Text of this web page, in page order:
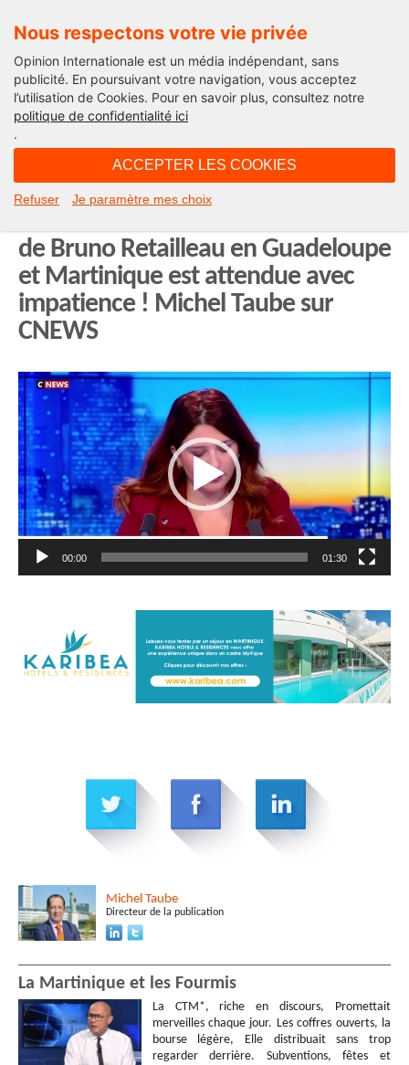
Nous respectons votre vie privée
Opinion Internationale est un média indépendant, sans
publicité. En poursuivant votre navigation, vous acceptez
l’utilisation de Cookies. Pour en savoir plus, consultez notre
politique de confidentialité ici
.
ACCEPTER LES COOKIES
Refuser Je paramètre mes choix
Opinion Outre-Mer
Le narcotrafic français provient de
de Bruno Retailleau en Guadeloupe
et Martinique est attendue avec
impatience ! Michel Taube sur
CNEWS
Lecteur
vidéo
00:00 01:30
Michel Taube
Directeur de la publication
La Martinique et les Fourmis
La CTM*, riche en discours, Promettait
merveilles chaque jour. Les coffres ouverts, la
bourse légère, Elle distribuait sans trop
regarder derrière. Subventions, fêtes et